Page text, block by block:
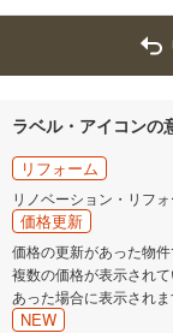
ラベル・アイコンの
リフォーム
リノベーション・リフ
価格更新
価格の更新があった物件
複数の価格が表示され
あった場合に表示されま
NEW